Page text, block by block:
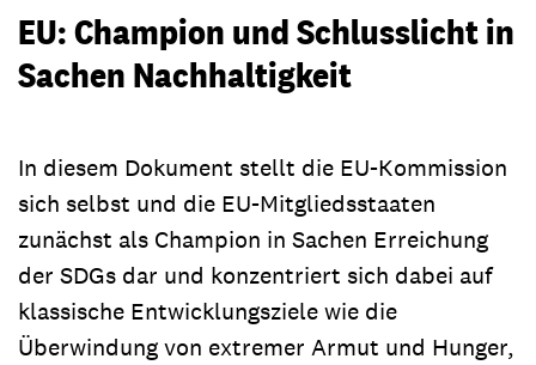
EU: Champion und Schlusslicht in
Sachen Nachhaltigkeit
In diesem Dokument stellt die EU-Kommission
sich selbst und die EU-Mitgliedsstaaten
zunächst als Champion in Sachen Erreichung
der SDGs dar und konzentriert sich dabei auf
klassische Entwicklungsziele wie die
Überwindung von extremer Armut und Hunger,